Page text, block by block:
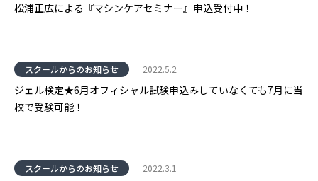
松浦正広による『マシンケアセミナー』申込受付中！
スクールからのお知らせ 2022.5.2
ジェル検定★6月オフィシャル試験申込みしていなくても7月に当
校で受験可能！
スクールからのお知らせ 2022.3.1